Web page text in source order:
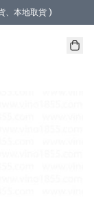
、本地取貨 )